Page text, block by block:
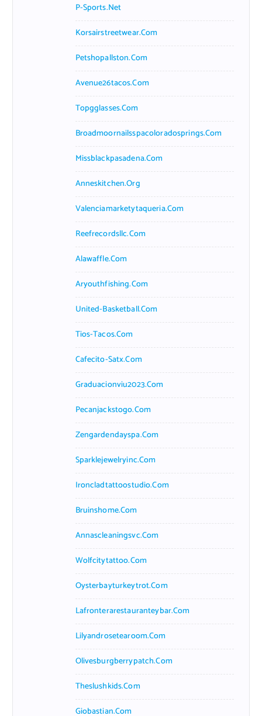
P-Sports.net
Korsairstreetwear.com
Petshopallston.com
Avenue26tacos.com
Topgglasses.com
Broadmoornailsspacoloradosprings.com
Missblackpasadena.com
Anneskitchen.org
Valenciamarketytaqueria.com
Reefrecordsllc.com
Alawaffle.com
Aryouthfishing.com
United-Basketball.com
Tios-Tacos.com
Cafecito-Satx.com
Graduacionviu2023.com
Pecanjackstogo.com
Zengardendayspa.com
Sparklejewelryinc.com
Ironcladtattoostudio.com
Bruinshome.com
Annascleaningsvc.com
Wolfcitytattoo.com
Oysterbayturkeytrot.com
Lafronterarestauranteybar.com
Lilyandrosetearoom.com
Olivesburgberrypatch.com
Theslushkids.com
Giobastian.com